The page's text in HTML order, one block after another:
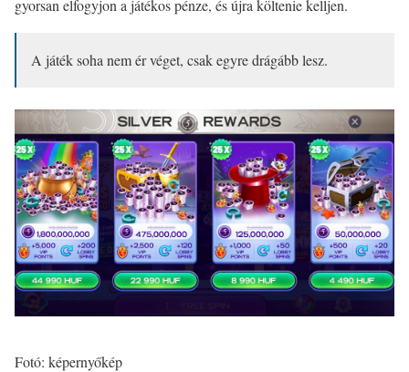
gyorsan elfogyjon a játékos pénze, és újra költenie kelljen.
A játék soha nem ér véget, csak egyre drágább lesz.
Fotó: képernyőkép